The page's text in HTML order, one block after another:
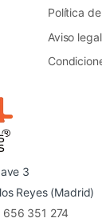
Política
Aviso legal
3
Reyes (Madrid)
656 351 274